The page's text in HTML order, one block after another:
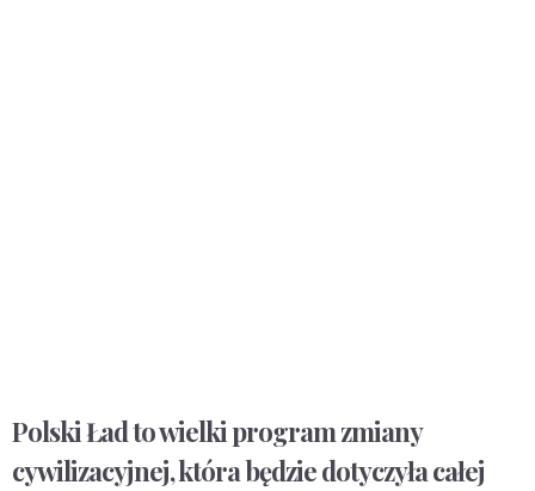
Polski Ład to wielki program zmiany
cywilizacyjnej, która będzie dotyczyła całej